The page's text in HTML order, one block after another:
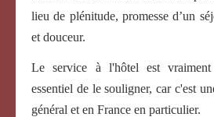
lieu de plénitude, promesse d’un
et douceur.
Le service à l'hôtel est
essentiel de le souligner, car c'est
général et en France en particulier.